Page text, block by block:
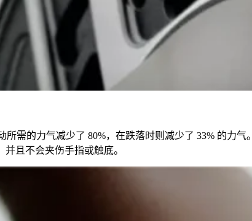
需的力气减少了 80%，在跌落时则减少了 33% 的力气
且不会夹伤手指或触底。